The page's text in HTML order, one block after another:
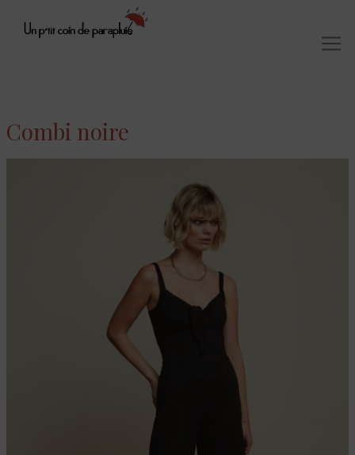
Combi noire